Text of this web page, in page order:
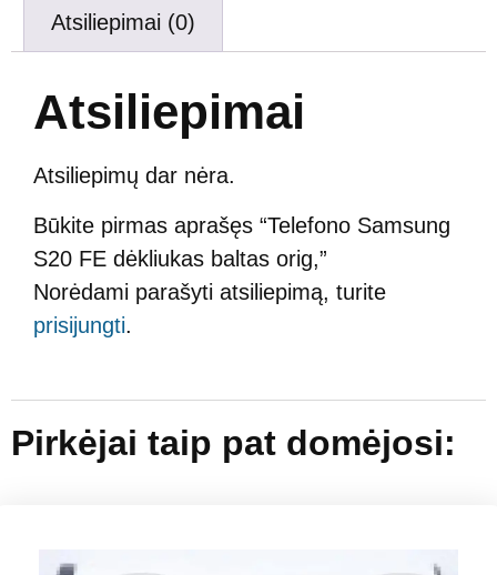
Atsiliepimai (0)
Atsiliepimai
Atsiliepimų dar nėra.
Būkite pirmas aprašęs “Telefono Samsung
S20 FE dėkliukas baltas orig,”
Norėdami parašyti atsiliepimą, turite
prisijungti.
Pirkėjai taip pat domėjosi: